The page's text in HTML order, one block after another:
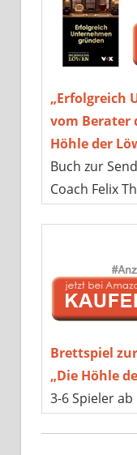
„Erfolgreich
vom Berater
Höhle der
Buch zur
Coach Felix
Brettspiel
„Die Höhle
3-6 Spieler